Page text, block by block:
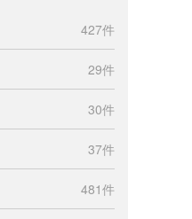
427件
29件
30件
37件
481件